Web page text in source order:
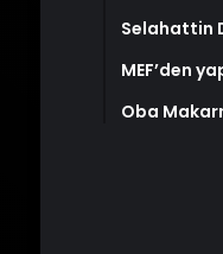
Selahattin
MEF’den
Oba